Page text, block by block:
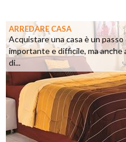
ARREDARE CASA
Acquistare una casa è un
importante e difficile, ma anche
di...